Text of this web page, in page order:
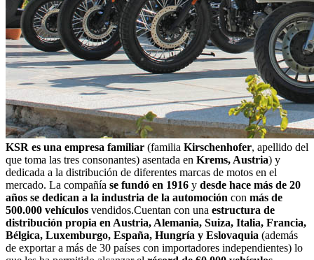
KSR es una empresa familiar (familia Kirschenhofer, apellido del
que toma las tres consonantes) asentada en Krems, Austria) y
dedicada a la distribución de diferentes marcas de motos en el
mercado. La compañía se fundó en 1916 y desde hace más de 20
años se dedican a la industria de la automoción con más de
500.000 vehículos vendidos.Cuentan con una estructura de
distribución propia en Austria, Alemania, Suiza, Italia, Francia,
Bélgica, Luxemburgo, España, Hungría y Eslovaquia (además
de exportar a más de 30 países con importadores independientes) lo